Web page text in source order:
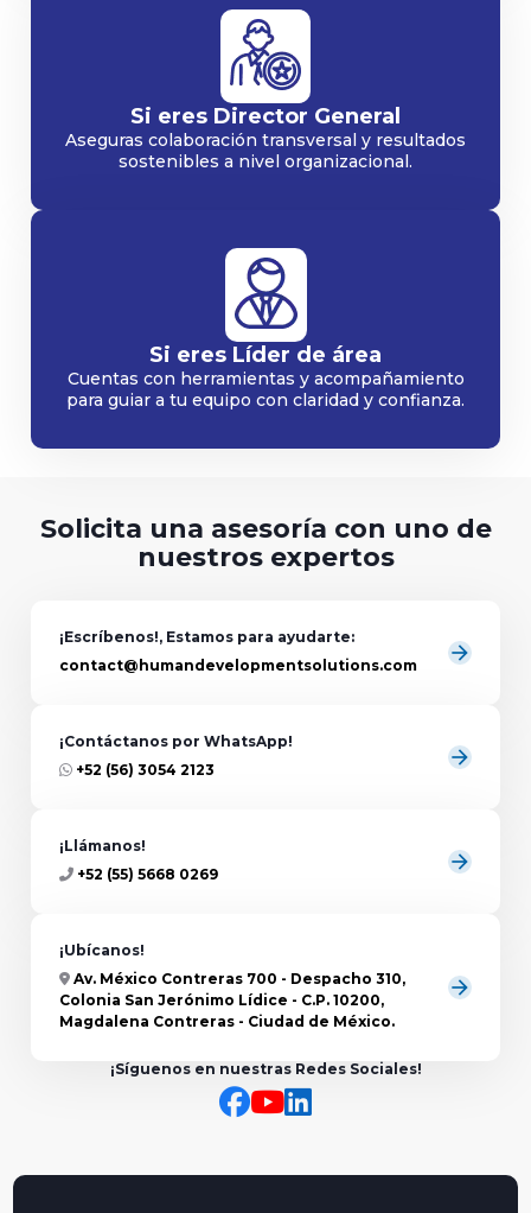
Si eres Director General
Aseguras colaboración transversal y resultados
sostenibles a nivel organizacional.
Si eres Líder de área
Cuentas con herramientas y acompañamiento
para guiar a tu equipo con claridad y confianza.
Solicita una asesoría con uno de
nuestros expertos
¡Escríbenos!, Estamos para ayudarte:
contact@humandevelopmentsolutions.com
arrow_forward
¡Contáctanos por WhatsApp!
+52 (56) 3054 2123
arrow_forward
¡Llámanos!
+52 (55) 5668 0269
arrow_forward
¡Ubícanos!
Av. México Contreras 700 - Despacho 310,
Colonia San Jerónimo Lídice - C.P. 10200,
Magdalena Contreras - Ciudad de México.
arrow_forward
¡Síguenos en nuestras Redes Sociales!